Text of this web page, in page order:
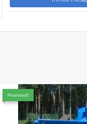
Promovat